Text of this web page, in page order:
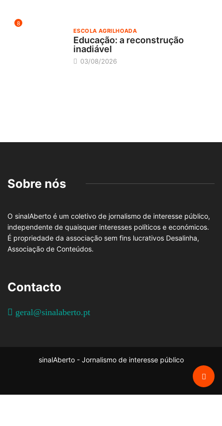
8
ESCOLA AGRILHOADA
Educação: a reconstrução
inadiável
03/08/2026
Sobre nós
O sinalAberto é um coletivo de jornalismo de interesse público,
independente de quaisquer interesses políticos e económicos.
É propriedade da associação sem fins lucrativos Desalinha,
Associação de Conteúdos.
Contacto
geral@sinalaberto.pt
sinalAberto - Jornalismo de interesse público